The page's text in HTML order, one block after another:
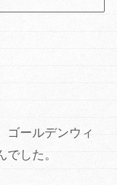
ゴールデンウィ
した。